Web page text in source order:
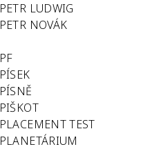
PETR LUDWIG
PETR NOVÁK
PF
PÍSEK
PÍSNĚ
PIŠKOT
PLACEMENT TEST
PLANETÁRIUM